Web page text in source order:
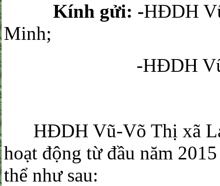
Kính gửi: -HĐDH
Minh;
-HĐDH Vũ-Võ
HĐDH Vũ-Võ Thị xã La
hoạt động từ đầu năm
thể như sau: